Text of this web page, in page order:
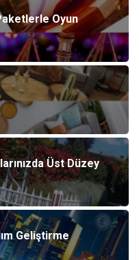
Oyun
Üst Düzey
Geliştirme